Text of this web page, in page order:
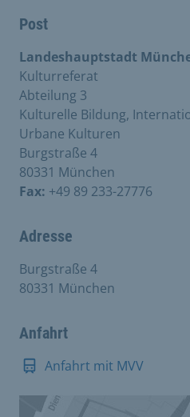
Post
Landeshauptstadt
Kulturreferat
Abteilung 3
Kulturelle Bildung,
Urbane Kulturen
Burgstraße 4
80331 München
Fax: +49 89 233-27776
Adresse
Burgstraße 4
80331 München
Anfahrt
Anfahrt mit MVV